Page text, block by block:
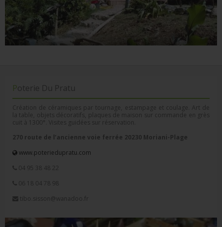
Poterie Du Pratu
Création de céramiques par tournage, estampage et coulage. Art de
la table, objets décoratifs, plaques de maison sur commande en grès
cuit à 1300°. Visites guidées sur réservation.
270 route de l’ancienne voie ferrée 20230 Moriani-Plage
www.poteriedupratu.com
04 95 38 48 22
06 18 04 78 98
tibo.sisson@wanadoo.fr